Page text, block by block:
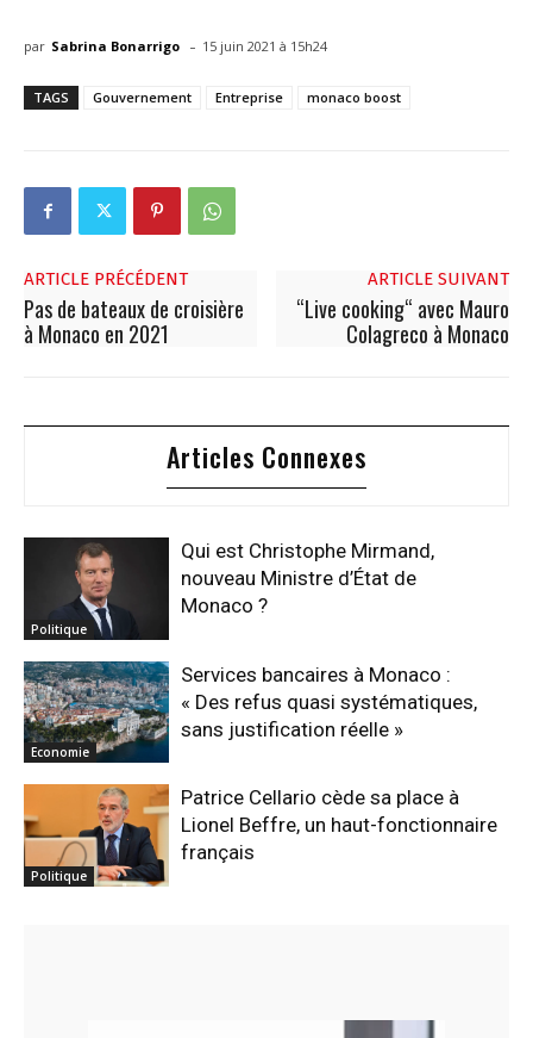
par Sabrina Bonarrigo - 15 juin 2021 à 15h24
TAGS Gouvernement Entreprise monaco boost
ARTICLE PRÉCÉDENT
Pas de bateaux de croisière
à Monaco en 2021
ARTICLE SUIVANT
“Live cooking“ avec Mauro
Colagreco à Monaco
Articles Connexes
Politique
Qui est Christophe Mirmand,
nouveau Ministre d’État de
Monaco ?
Economie
Services bancaires à Monaco :
« Des refus quasi systématiques,
sans justification réelle »
Politique
Patrice Cellario cède sa place à
Lionel Beffre, un haut-fonctionnaire
français